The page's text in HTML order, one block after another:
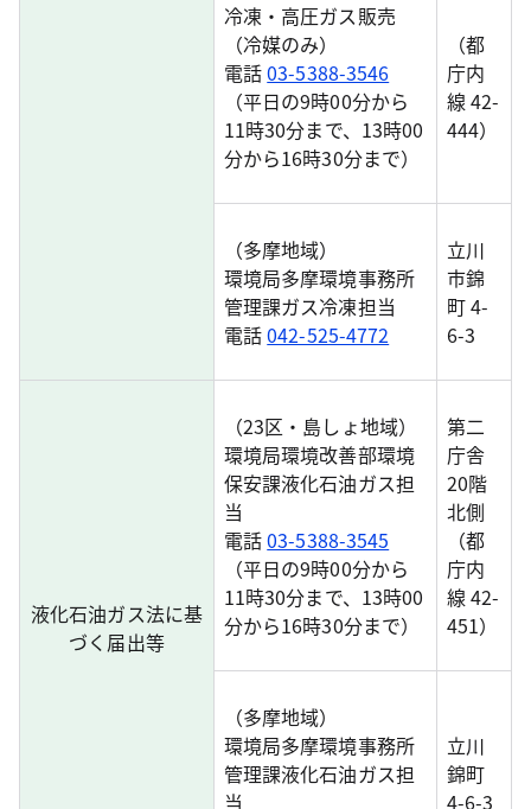
冷凍・高圧ガス販売
（冷媒のみ）
電話03-5388-3546
（平日の9時00分から
11時30分まで、13時00
分から16時30分まで）
（都
庁内
線 42-
444）
（多摩地域）
環境局多摩環境事務所
管理課ガス冷凍担当
電話042-525-4772
立川
市錦
町 4-
6-3
液化石油ガス法に基
づく届出等
（23区・島しょ地域）
環境局環境改善部環境
保安課液化石油ガス担
当
電話03-5388-3545
（平日の9時00分から
11時30分まで、13時00
分から16時30分まで）
第二
庁舎
20階
北側
（都
庁内
線 42-
451）
（多摩地域）
環境局多摩環境事務所
管理課液化石油ガス担
当
立川
錦町
4-6-3